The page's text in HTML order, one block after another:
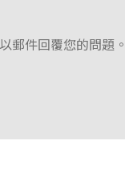
郵件回覆您的問題。